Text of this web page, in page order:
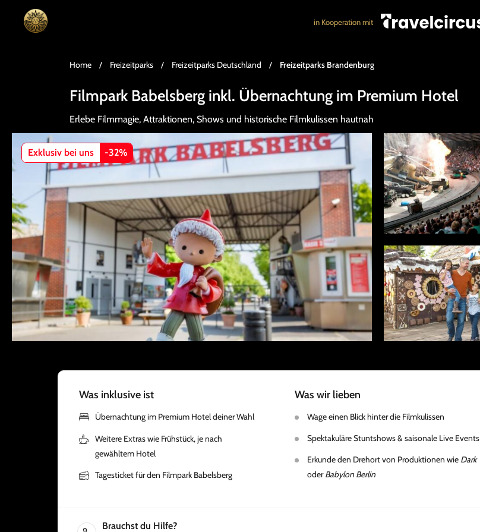
in Kooperation mit
Home / Freizeitparks / Freizeitparks Deutschland / Freizeitparks Brandenburg
Filmpark Babelsberg inkl. Übernachtung im Premium Hotel
Erlebe Filmmagie, Attraktionen, Shows und historische Filmkulissen hautnah
Exklusiv bei uns -32%
Was inklusive ist
Übernachtung im Premium Hotel deiner Wahl
Weitere Extras wie Frühstück, je nach
gewähltem Hotel
Tagesticket für den Filmpark Babelsberg
Was wir lieben
Wage einen Blick hinter die Filmkulissen
Spektakuläre Stuntshows & saisonale Live Events
Erkunde den Drehort von Produktionen wie Dark
oderBabylon Berlin
Brauchst du Hilfe?